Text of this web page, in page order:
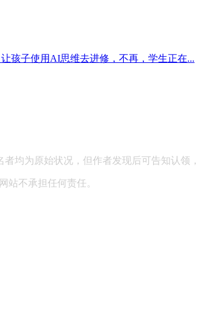
孩子使用AI思维去进修，不再，学生正在...
均为原始状况，但作者发现后可告知认领，
站不承担任何责任。